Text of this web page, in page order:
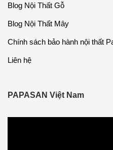
Blog Nội Thất Gỗ
Blog Nội Thất Mây
Chính sách bảo hành nội thất
Liên hệ
PAPASAN Việt Nam